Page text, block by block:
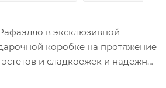
в эксклюзивной
коробке на протяжение
и сладкоежек и надежно